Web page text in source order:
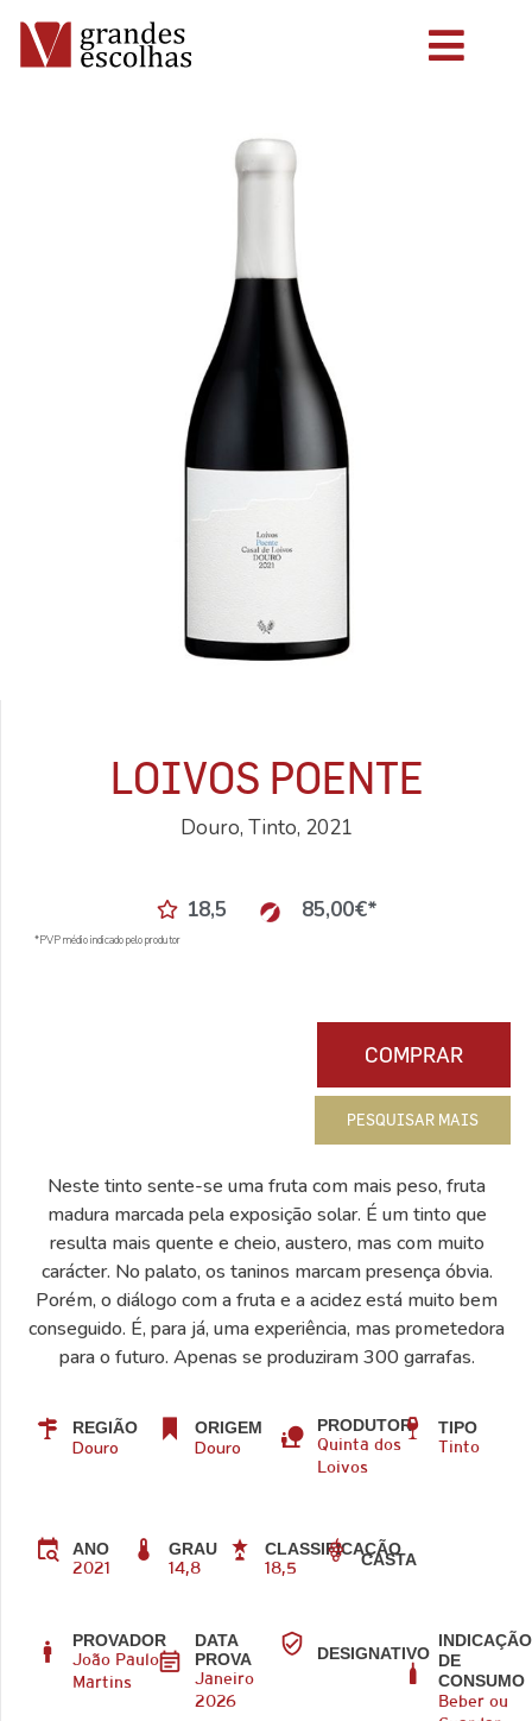
LOIVOS POENTE
Douro, Tinto, 2021
18,5 85,00€*
*PVP médio indicado pelo produtor
COMPRAR
PESQUISAR MAIS
Neste tinto sente-se uma fruta com mais peso, fruta
madura marcada pela exposição solar. É um tinto que
resulta mais quente e cheio, austero, mas com muito
carácter. No palato, os taninos marcam presença óbvia.
Porém, o diálogo com a fruta e a acidez está muito bem
conseguido. É, para já, uma experiência, mas prometedora
para o futuro. Apenas se produziram 300 garrafas.
REGIÃO
Douro
ORIGEM
Douro
PRODUTOR
Quinta dos
Loivos
TIPO
Tinto
ANO
2021
GRAU
14,8
CLASSIFICAÇÃO
18,5
CASTA
PROVADOR
João Paulo
Martins
DATA
PROVA
Janeiro
2026
DESIGNATIVO
INDICAÇÃO
DE
CONSUMO
Beber ou